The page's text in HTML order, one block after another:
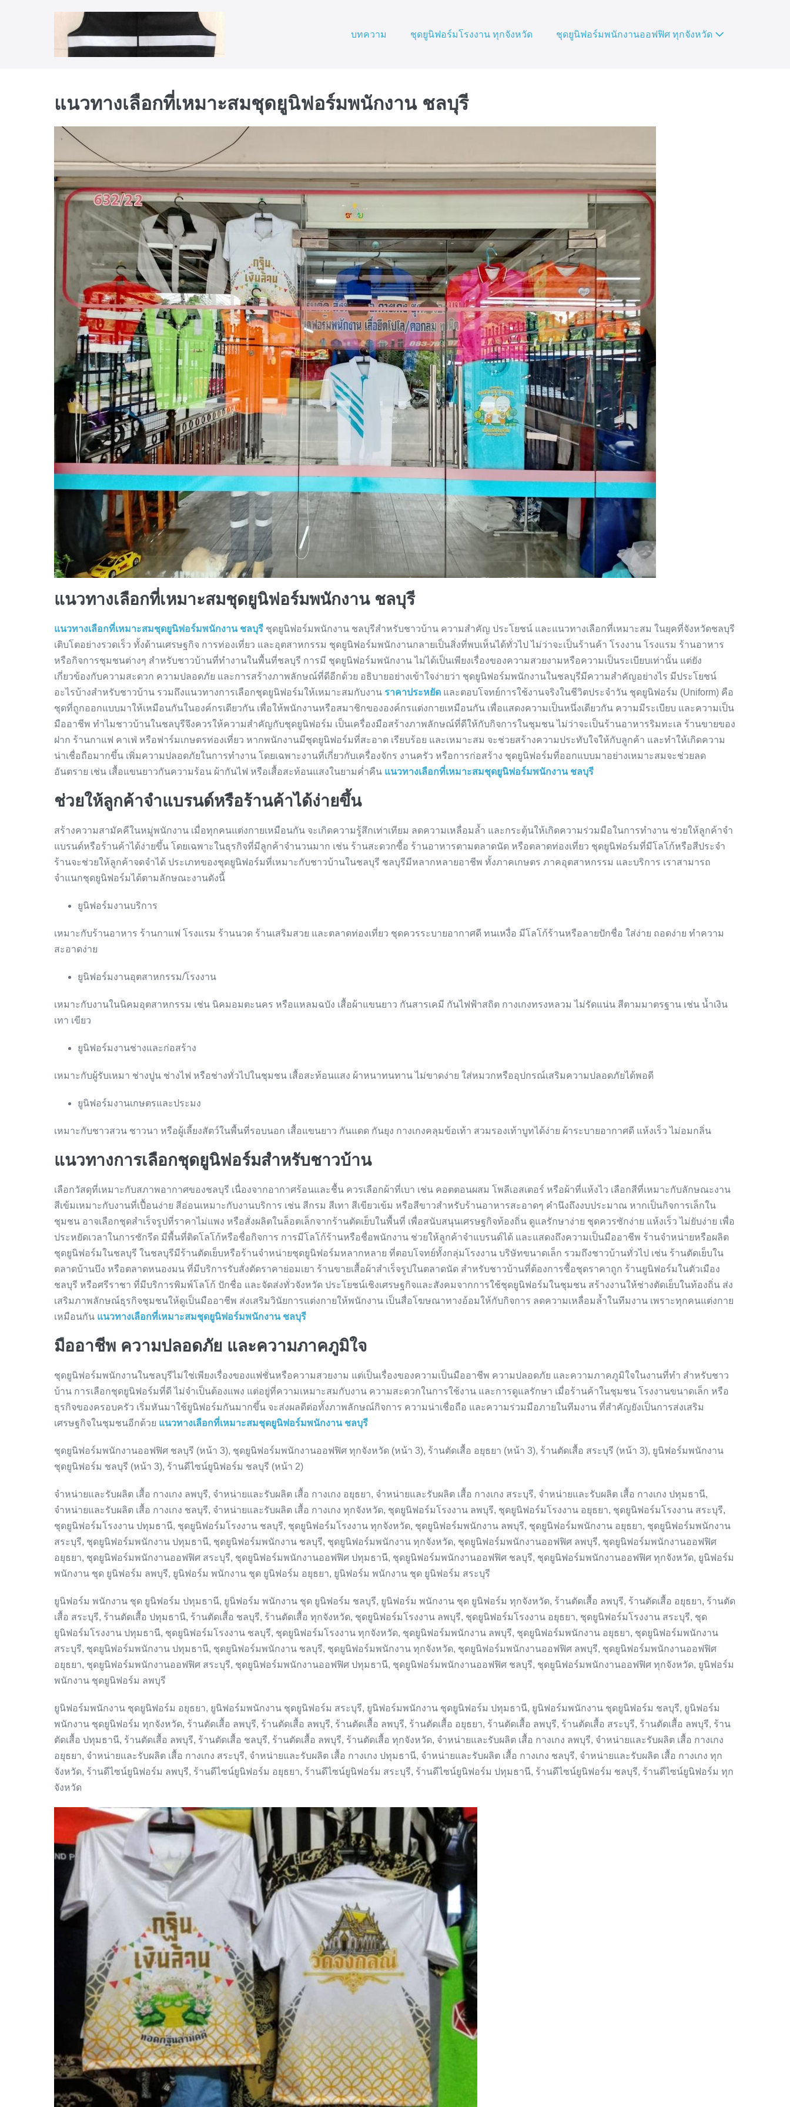
บทความ ชุดยูนิฟอร์มโรงงาน ทุกจังหวัด ชุดยูนิฟอร์มพนักงานออฟฟิศ ทุกจังหวัด
แนวทางเลือกที่เหมาะสมชุดยูนิฟอร์มพนักงาน ชลบุรี
แนวทางเลือกที่เหมาะสมชุดยูนิฟอร์มพนักงาน ชลบุรี
แนวทางเลือกที่เหมาะสมชุดยูนิฟอร์มพนักงาน ชลบุรี ชุดยูนิฟอร์มพนักงาน ชลบุรีสำหรับชาวบ้าน ความสำคัญ ประโยชน์ และแนวทางเลือกที่เหมาะสม ในยุคที่จังหวัดชลบุรี
เติบโตอย่างรวดเร็ว ทั้งด้านเศรษฐกิจ การท่องเที่ยว และอุตสาหกรรม ชุดยูนิฟอร์มพนักงานกลายเป็นสิ่งที่พบเห็นได้ทั่วไป ไม่ว่าจะเป็นร้านค้า โรงงาน โรงแรม ร้านอาหาร
หรือกิจการชุมชนต่างๆ สำหรับชาวบ้านที่ทำงานในพื้นที่ชลบุรี การมี ชุดยูนิฟอร์มพนักงาน ไม่ได้เป็นเพียงเรื่องของความสวยงามหรือความเป็นระเบียบเท่านั้น แต่ยัง
เกี่ยวข้องกับความสะดวก ความปลอดภัย และการสร้างภาพลักษณ์ที่ดีอีกด้วย อธิบายอย่างเข้าใจง่ายว่า ชุดยูนิฟอร์มพนักงานในชลบุรีมีความสำคัญอย่างไร มีประโยชน์
อะไรบ้างสำหรับชาวบ้าน รวมถึงแนวทางการเลือกชุดยูนิฟอร์มให้เหมาะสมกับงาน ราคาประหยัด และตอบโจทย์การใช้งานจริงในชีวิตประจำวัน ชุดยูนิฟอร์ม (Uniform) คือ
ชุดที่ถูกออกแบบมาให้เหมือนกันในองค์กรเดียวกัน เพื่อให้พนักงานหรือสมาชิกขององค์กรแต่งกายเหมือนกัน เพื่อแสดงความเป็นหนึ่งเดียวกัน ความมีระเบียบ และความเป็น
มืออาชีพ ทำไมชาวบ้านในชลบุรีจึงควรให้ความสำคัญกับชุดยูนิฟอร์ม เป็นเครื่องมือสร้างภาพลักษณ์ที่ดีให้กับกิจการในชุมชน ไม่ว่าจะเป็นร้านอาหารริมทะเล ร้านขายของ
ฝาก ร้านกาแฟ คาเฟ่ หรือฟาร์มเกษตรท่องเที่ยว หากพนักงานมีชุดยูนิฟอร์มที่สะอาด เรียบร้อย และเหมาะสม จะช่วยสร้างความประทับใจให้กับลูกค้า และทำให้เกิดความ
น่าเชื่อถือมากขึ้น เพิ่มความปลอดภัยในการทำงาน โดยเฉพาะงานที่เกี่ยวกับเครื่องจักร งานครัว หรือการก่อสร้าง ชุดยูนิฟอร์มที่ออกแบบมาอย่างเหมาะสมจะช่วยลด
อันตราย เช่น เสื้อแขนยาวกันความร้อน ผ้ากันไฟ หรือเสื้อสะท้อนแสงในยามค่ำคืน แนวทางเลือกที่เหมาะสมชุดยูนิฟอร์มพนักงาน ชลบุรี
ช่วยให้ลูกค้าจำแบรนด์หรือร้านค้าได้ง่ายขึ้น
สร้างความสามัคคีในหมู่พนักงาน เมื่อทุกคนแต่งกายเหมือนกัน จะเกิดความรู้สึกเท่าเทียม ลดความเหลื่อมล้ำ และกระตุ้นให้เกิดความร่วมมือในการทำงาน ช่วยให้ลูกค้าจำ
แบรนด์หรือร้านค้าได้ง่ายขึ้น โดยเฉพาะในธุรกิจที่มีลูกค้าจำนวนมาก เช่น ร้านสะดวกซื้อ ร้านอาหารตามตลาดนัด หรือตลาดท่องเที่ยว ชุดยูนิฟอร์มที่มีโลโก้หรือสีประจำ
ร้านจะช่วยให้ลูกค้าจดจำได้ ประเภทของชุดยูนิฟอร์มที่เหมาะกับชาวบ้านในชลบุรี ชลบุรีมีหลากหลายอาชีพ ทั้งภาคเกษตร ภาคอุตสาหกรรม และบริการ เราสามารถ
จำแนกชุดยูนิฟอร์มได้ตามลักษณะงานดังนี้
ยูนิฟอร์มงานบริการ
เหมาะกับร้านอาหาร ร้านกาแฟ โรงแรม ร้านนวด ร้านเสริมสวย และตลาดท่องเที่ยว ชุดควรระบายอากาศดี ทนเหงื่อ มีโลโก้ร้านหรือลายปักชื่อ ใส่ง่าย ถอดง่าย ทำความ
สะอาดง่าย
ยูนิฟอร์มงานอุตสาหกรรม/โรงงาน
เหมาะกับงานในนิคมอุตสาหกรรม เช่น นิคมอมตะนคร หรือแหลมฉบัง เสื้อผ้าแขนยาว กันสารเคมี กันไฟฟ้าสถิต กางเกงทรงหลวม ไม่รัดแน่น สีตามมาตรฐาน เช่น น้ำเงิน
เทา เขียว
ยูนิฟอร์มงานช่างและก่อสร้าง
เหมาะกับผู้รับเหมา ช่างปูน ช่างไฟ หรือช่างทั่วไปในชุมชน เสื้อสะท้อนแสง ผ้าหนาทนทาน ไม่ขาดง่าย ใส่หมวกหรืออุปกรณ์เสริมความปลอดภัยได้พอดี
ยูนิฟอร์มงานเกษตรและประมง
เหมาะกับชาวสวน ชาวนา หรือผู้เลี้ยงสัตว์ในพื้นที่รอบนอก เสื้อแขนยาว กันแดด กันยุง กางเกงคลุมข้อเท้า สวมรองเท้าบูทได้ง่าย ผ้าระบายอากาศดี แห้งเร็ว ไม่อมกลิ่น
แนวทางการเลือกชุดยูนิฟอร์มสำหรับชาวบ้าน
เลือกวัสดุที่เหมาะกับสภาพอากาศของชลบุรี เนื่องจากอากาศร้อนและชื้น ควรเลือกผ้าที่เบา เช่น คอตตอนผสม โพลีเอสเตอร์ หรือผ้าที่แห้งไว เลือกสีที่เหมาะกับลักษณะงาน
สีเข้มเหมาะกับงานที่เปื้อนง่าย สีอ่อนเหมาะกับงานบริการ เช่น สีกรม สีเทา สีเขียวเข้ม หรือสีขาวสำหรับร้านอาหารสะอาดๆ คำนึงถึงงบประมาณ หากเป็นกิจการเล็กใน
ชุมชน อาจเลือกชุดสำเร็จรูปที่ราคาไม่แพง หรือสั่งผลิตในล็อตเล็กจากร้านตัดเย็บในพื้นที่ เพื่อสนับสนุนเศรษฐกิจท้องถิ่น ดูแลรักษาง่าย ชุดควรซักง่าย แห้งเร็ว ไม่ยับง่าย เพื่อ
ประหยัดเวลาในการซักรีด มีพื้นที่ติดโลโก้หรือชื่อกิจการ การมีโลโก้ร้านหรือชื่อพนักงาน ช่วยให้ลูกค้าจำแบรนด์ได้ และแสดงถึงความเป็นมืออาชีพ ร้านจำหน่ายหรือผลิต
ชุดยูนิฟอร์มในชลบุรี ในชลบุรีมีร้านตัดเย็บหรือร้านจำหน่ายชุดยูนิฟอร์มหลากหลาย ที่ตอบโจทย์ทั้งกลุ่มโรงงาน บริษัทขนาดเล็ก รวมถึงชาวบ้านทั่วไป เช่น ร้านตัดเย็บใน
ตลาดบ้านบึง หรือตลาดหนองมน ที่มีบริการรับสั่งตัดราคาย่อมเยา ร้านขายเสื้อผ้าสำเร็จรูปในตลาดนัด สำหรับชาวบ้านที่ต้องการซื้อชุดราคาถูก ร้านยูนิฟอร์มในตัวเมือง
ชลบุรี หรือศรีราชา ที่มีบริการพิมพ์โลโก้ ปักชื่อ และจัดส่งทั่วจังหวัด ประโยชน์เชิงเศรษฐกิจและสังคมจากการใช้ชุดยูนิฟอร์มในชุมชน สร้างงานให้ช่างตัดเย็บในท้องถิ่น ส่ง
เสริมภาพลักษณ์ธุรกิจชุมชนให้ดูเป็นมืออาชีพ ส่งเสริมวินัยการแต่งกายให้พนักงาน เป็นสื่อโฆษณาทางอ้อมให้กับกิจการ ลดความเหลื่อมล้ำในทีมงาน เพราะทุกคนแต่งกาย
เหมือนกัน แนวทางเลือกที่เหมาะสมชุดยูนิฟอร์มพนักงาน ชลบุรี
มืออาชีพ ความปลอดภัย และความภาคภูมิใจ
ชุดยูนิฟอร์มพนักงานในชลบุรีไม่ใช่เพียงเรื่องของแฟชั่นหรือความสวยงาม แต่เป็นเรื่องของความเป็นมืออาชีพ ความปลอดภัย และความภาคภูมิใจในงานที่ทำ สำหรับชาว
บ้าน การเลือกชุดยูนิฟอร์มที่ดี ไม่จำเป็นต้องแพง แต่อยู่ที่ความเหมาะสมกับงาน ความสะดวกในการใช้งาน และการดูแลรักษา เมื่อร้านค้าในชุมชน โรงงานขนาดเล็ก หรือ
ธุรกิจของครอบครัว เริ่มหันมาใช้ยูนิฟอร์มกันมากขึ้น จะส่งผลดีต่อทั้งภาพลักษณ์กิจการ ความน่าเชื่อถือ และความร่วมมือภายในทีมงาน ที่สำคัญยังเป็นการส่งเสริม
เศรษฐกิจในชุมชนอีกด้วย แนวทางเลือกที่เหมาะสมชุดยูนิฟอร์มพนักงาน ชลบุรี
ชุดยูนิฟอร์มพนักงานออฟฟิศ ชลบุรี (หน้า 3), ชุดยูนิฟอร์มพนักงานออฟฟิศ ทุกจังหวัด (หน้า 3), ร้านตัดเสื้อ อยุธยา (หน้า 3), ร้านตัดเสื้อ สระบุรี (หน้า 3), ยูนิฟอร์มพนักงาน
ชุดยูนิฟอร์ม ชลบุรี (หน้า 3), ร้านดีไซน์ยูนิฟอร์ม ชลบุรี (หน้า 2)
จำหน่ายและรับผลิต เสื้อ กางเกง ลพบุรี, จำหน่ายและรับผลิต เสื้อ กางเกง อยุธยา, จำหน่ายและรับผลิต เสื้อ กางเกง สระบุรี, จำหน่ายและรับผลิต เสื้อ กางเกง ปทุมธานี,
จำหน่ายและรับผลิต เสื้อ กางเกง ชลบุรี, จำหน่ายและรับผลิต เสื้อ กางเกง ทุกจังหวัด, ชุดยูนิฟอร์มโรงงาน ลพบุรี, ชุดยูนิฟอร์มโรงงาน อยุธยา, ชุดยูนิฟอร์มโรงงาน สระบุรี,
ชุดยูนิฟอร์มโรงงาน ปทุมธานี, ชุดยูนิฟอร์มโรงงาน ชลบุรี, ชุดยูนิฟอร์มโรงงาน ทุกจังหวัด, ชุดยูนิฟอร์มพนักงาน ลพบุรี, ชุดยูนิฟอร์มพนักงาน อยุธยา, ชุดยูนิฟอร์มพนักงาน
สระบุรี, ชุดยูนิฟอร์มพนักงาน ปทุมธานี, ชุดยูนิฟอร์มพนักงาน ชลบุรี, ชุดยูนิฟอร์มพนักงาน ทุกจังหวัด, ชุดยูนิฟอร์มพนักงานออฟฟิศ ลพบุรี, ชุดยูนิฟอร์มพนักงานออฟฟิศ
อยุธยา, ชุดยูนิฟอร์มพนักงานออฟฟิศ สระบุรี, ชุดยูนิฟอร์มพนักงานออฟฟิศ ปทุมธานี, ชุดยูนิฟอร์มพนักงานออฟฟิศ ชลบุรี, ชุดยูนิฟอร์มพนักงานออฟฟิศ ทุกจังหวัด, ยูนิฟอร์ม
พนักงาน ชุด ยูนิฟอร์ม ลพบุรี, ยูนิฟอร์ม พนักงาน ชุด ยูนิฟอร์ม อยุธยา, ยูนิฟอร์ม พนักงาน ชุด ยูนิฟอร์ม สระบุรี
ยูนิฟอร์ม พนักงาน ชุด ยูนิฟอร์ม ปทุมธานี, ยูนิฟอร์ม พนักงาน ชุด ยูนิฟอร์ม ชลบุรี, ยูนิฟอร์ม พนักงาน ชุด ยูนิฟอร์ม ทุกจังหวัด, ร้านตัดเสื้อ ลพบุรี, ร้านตัดเสื้อ อยุธยา, ร้านตัด
เสื้อ สระบุรี, ร้านตัดเสื้อ ปทุมธานี, ร้านตัดเสื้อ ชลบุรี, ร้านตัดเสื้อ ทุกจังหวัด, ชุดยูนิฟอร์มโรงงาน ลพบุรี, ชุดยูนิฟอร์มโรงงาน อยุธยา, ชุดยูนิฟอร์มโรงงาน สระบุรี, ชุด
ยูนิฟอร์มโรงงาน ปทุมธานี, ชุดยูนิฟอร์มโรงงาน ชลบุรี, ชุดยูนิฟอร์มโรงงาน ทุกจังหวัด, ชุดยูนิฟอร์มพนักงาน ลพบุรี, ชุดยูนิฟอร์มพนักงาน อยุธยา, ชุดยูนิฟอร์มพนักงาน
สระบุรี, ชุดยูนิฟอร์มพนักงาน ปทุมธานี, ชุดยูนิฟอร์มพนักงาน ชลบุรี, ชุดยูนิฟอร์มพนักงาน ทุกจังหวัด, ชุดยูนิฟอร์มพนักงานออฟฟิศ ลพบุรี, ชุดยูนิฟอร์มพนักงานออฟฟิศ
อยุธยา, ชุดยูนิฟอร์มพนักงานออฟฟิศ สระบุรี, ชุดยูนิฟอร์มพนักงานออฟฟิศ ปทุมธานี, ชุดยูนิฟอร์มพนักงานออฟฟิศ ชลบุรี, ชุดยูนิฟอร์มพนักงานออฟฟิศ ทุกจังหวัด, ยูนิฟอร์ม
พนักงาน ชุดยูนิฟอร์ม ลพบุรี
ยูนิฟอร์มพนักงาน ชุดยูนิฟอร์ม อยุธยา, ยูนิฟอร์มพนักงาน ชุดยูนิฟอร์ม สระบุรี, ยูนิฟอร์มพนักงาน ชุดยูนิฟอร์ม ปทุมธานี, ยูนิฟอร์มพนักงาน ชุดยูนิฟอร์ม ชลบุรี, ยูนิฟอร์ม
พนักงาน ชุดยูนิฟอร์ม ทุกจังหวัด, ร้านตัดเสื้อ ลพบุรี, ร้านตัดเสื้อ ลพบุรี, ร้านตัดเสื้อ ลพบุรี, ร้านตัดเสื้อ อยุธยา, ร้านตัดเสื้อ ลพบุรี, ร้านตัดเสื้อ สระบุรี, ร้านตัดเสื้อ ลพบุรี, ร้าน
ตัดเสื้อ ปทุมธานี, ร้านตัดเสื้อ ลพบุรี, ร้านตัดเสื้อ ชลบุรี, ร้านตัดเสื้อ ลพบุรี, ร้านตัดเสื้อ ทุกจังหวัด, จำหน่ายและรับผลิต เสื้อ กางเกง ลพบุรี, จำหน่ายและรับผลิต เสื้อ กางเกง
อยุธยา, จำหน่ายและรับผลิต เสื้อ กางเกง สระบุรี, จำหน่ายและรับผลิต เสื้อ กางเกง ปทุมธานี, จำหน่ายและรับผลิต เสื้อ กางเกง ชลบุรี, จำหน่ายและรับผลิต เสื้อ กางเกง ทุก
จังหวัด, ร้านดีไซน์ยูนิฟอร์ม ลพบุรี, ร้านดีไซน์ยูนิฟอร์ม อยุธยา, ร้านดีไซน์ยูนิฟอร์ม สระบุรี, ร้านดีไซน์ยูนิฟอร์ม ปทุมธานี, ร้านดีไซน์ยูนิฟอร์ม ชลบุรี, ร้านดีไซน์ยูนิฟอร์ม ทุก
จังหวัด